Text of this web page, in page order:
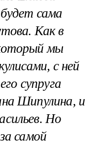
сама
Как в
мы
с ней
супруга
Шипулина, и
Но
самой